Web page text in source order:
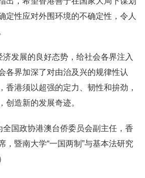
定性应对外围环境的不确定性，令人
展的良好态势，给社会各界注入
各界加深了对由治及兴的规律性认
香港须以超强的定力、韧性和拚劲，
创造新的发展奇迹。
政协港澳台侨委员会副主任，香
，暨南大学“一国两制”与基本法研究